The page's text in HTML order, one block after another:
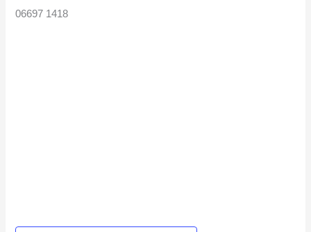
06697 1418